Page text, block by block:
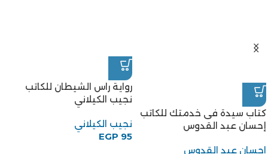
كتاب سيدة فى خدمتك للكاتب
إحسان عبد القدوس
احسان عبد القدوس
رواية راس الشيطان للكاتب
نجيب الكيلاني
نجيب الكيلاني
EGP 95